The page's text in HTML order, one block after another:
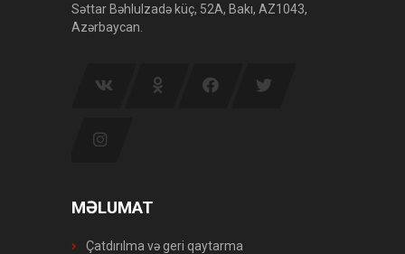
Səttar Bəhlulzadə küç, 52A, Bakı, AZ1043,
Azərbaycan.
MƏLUMAT
Çatdırılma və geri qaytarma